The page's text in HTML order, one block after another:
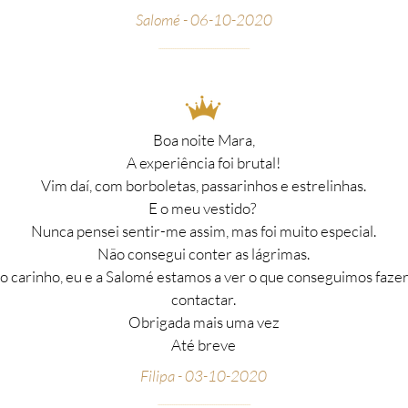
Salomé - 06-10-2020
Boa noite Mara,
A experiência foi brutal!
Vim daí, com borboletas, passarinhos e estrelinhas.
E o meu vestido?
Nunca pensei sentir-me assim, mas foi muito especial.
Não consegui conter as lágrimas.
carinho, eu e a Salomé estamos a ver o que conseguimos
contactar.
Obrigada mais uma vez
Até breve
Filipa - 03-10-2020